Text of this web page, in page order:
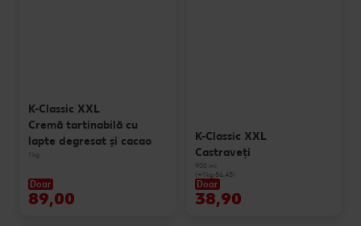
K-Classic XXL
Cremă tartinabilă cu
lapte degresat și cacao
1 kg
Doar
89,00
K-Classic XXL
Castraveți
900 ml
(=1 kg 86.45)
Doar
38,90